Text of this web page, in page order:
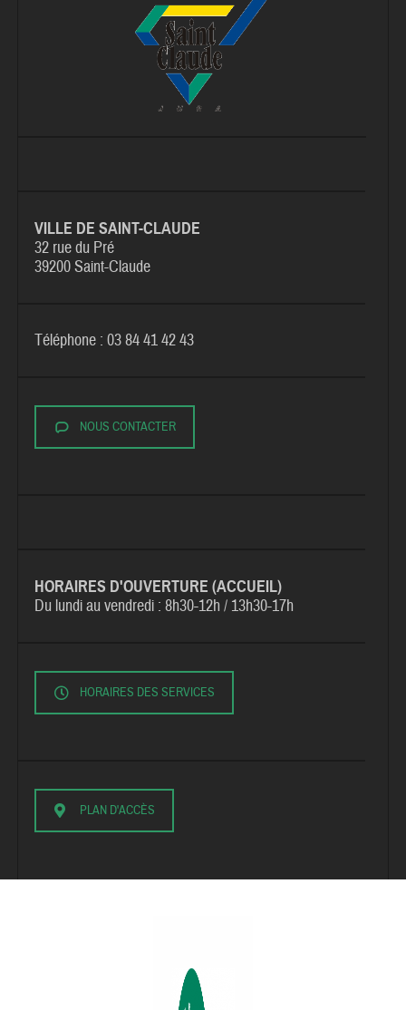
VILLE DE SAINT-CLAUDE
32 rue du Pré
39200 Saint-Claude
Téléphone : 03 84 41 42 43
NOUS CONTACTER
HORAIRES D'OUVERTURE (ACCUEIL)
Du lundi au vendredi :8h30-12h / 13h30-17h
HORAIRES DES SERVICES
PLAN D'ACCÈS